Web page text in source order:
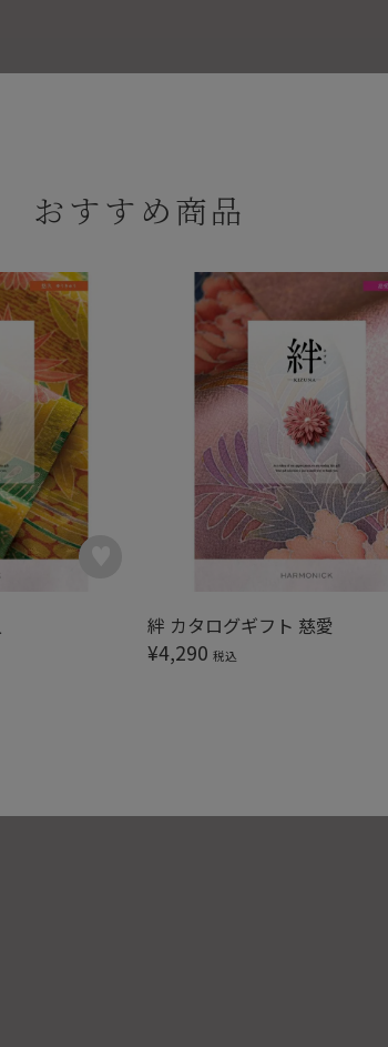
おすすめ商品
絆 カタログギフト 慈愛
¥4,290 税込